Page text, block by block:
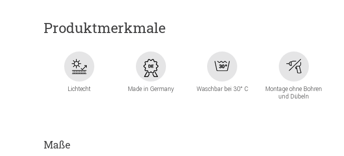
Produktmerkmale
Lichtecht Made in Germany Waschbar bei 30° C
Montage ohne Bohren
und Dübeln
Maße